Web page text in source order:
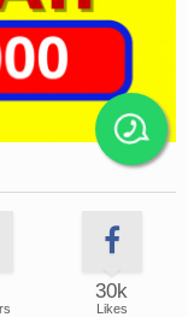
30k
Likes